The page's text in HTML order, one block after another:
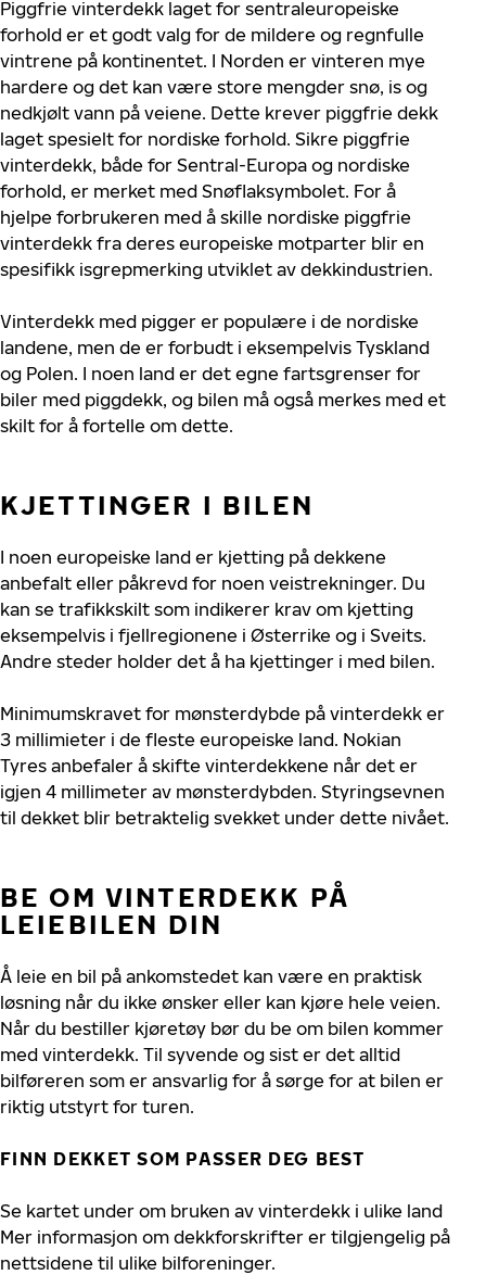
Piggfrie vinterdekk laget for sentraleuropeiske
forhold er et godt valg for de mildere og regnfulle
vintrene på kontinentet. I Norden er vinteren mye
hardere og det kan være store mengder snø, is og
nedkjølt vann på veiene. Dette krever piggfrie dekk
laget spesielt for nordiske forhold. Sikre piggfrie
vinterdekk, både for Sentral-Europa og nordiske
forhold, er merket med Snøflaksymbolet. For å
hjelpe forbrukeren med å skille nordiske piggfrie
vinterdekk fra deres europeiske motparter blir en
spesifikk isgrepmerking utviklet av dekkindustrien.
Vinterdekk med pigger er populære i de nordiske
landene, men de er forbudt i eksempelvis Tyskland
og Polen. I noen land er det egne fartsgrenser for
biler med piggdekk, og bilen må også merkes med et
skilt for å fortelle om dette.
KJETTINGER I BILEN
I noen europeiske land er kjetting på dekkene
anbefalt eller påkrevd for noen veistrekninger. Du
kan se trafikkskilt som indikerer krav om kjetting
eksempelvis i fjellregionene i Østerrike og i Sveits.
Andre steder holder det å ha kjettinger i med bilen.
Minimumskravet for mønsterdybde på vinterdekk er
3 millimieter i de fleste europeiske land. Nokian
Tyres anbefaler å skifte vinterdekkene når det er
igjen 4 millimeter av mønsterdybden. Styringsevnen
til dekket blir betraktelig svekket under dette nivået.
BE OM VINTERDEKK PÅ
LEIEBILEN DIN
Å leie en bil på ankomstedet kan være en praktisk
løsning når du ikke ønsker eller kan kjøre hele veien.
Når du bestiller kjøretøy bør du be om bilen kommer
med vinterdekk. Til syvende og sist er det alltid
bilføreren som er ansvarlig for å sørge for at bilen er
riktig utstyrt for turen.
FINN DEKKET SOM PASSER DEG BEST
Se kartet under om bruken av vinterdekk i ulike land
Mer informasjon om dekkforskrifter er tilgjengelig på
nettsidene til ulike bilforeninger.